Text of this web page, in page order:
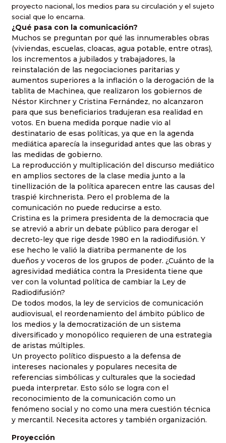
proyecto nacional, los medios para su circulación y el sujeto
social que lo encarna.
¿Qué pasa con la comunicación?
Muchos se preguntan por qué las innumerables obras
(viviendas, escuelas, cloacas, agua potable, entre otras),
los incrementos a jubilados y trabajadores, la
reinstalación de las negociaciones paritarias y
aumentos superiores a la inflación o la derogación de la
tablita de Machinea, que realizaron los gobiernos de
Néstor Kirchner y Cristina Fernández, no alcanzaron
para que sus beneficiarios tradujeran esa realidad en
votos. En buena medida porque nadie vio al
destinatario de esas políticas, ya que en la agenda
mediática aparecía la inseguridad antes que las obras y
las medidas de gobierno.
La reproducción y multiplicación del discurso mediático
en amplios sectores de la clase media junto a la
tinellización de la política aparecen entre las causas del
traspié kirchnerista. Pero el problema de la
comunicación no puede reducirse a esto.
Cristina es la primera presidenta de la democracia que
se atrevió a abrir un debate público para derogar el
decreto-ley que rige desde 1980 en la radiodifusión. Y
ese hecho le valió la diatriba permanente de los
dueños y voceros de los grupos de poder. ¿Cuánto de la
agresividad mediática contra la Presidenta tiene que
ver con la voluntad política de cambiar la Ley de
Radiodifusión?
De todos modos, la ley de servicios de comunicación
audiovisual, el reordenamiento del ámbito público de
los medios y la democratización de un sistema
diversificado y monopólico requieren de una estrategia
de aristas múltiples.
Un proyecto político dispuesto a la defensa de
intereses nacionales y populares necesita de
referencias simbólicas y culturales que la sociedad
pueda interpretar. Esto sólo se logra con el
reconocimiento de la comunicación como un
fenómeno social y no como una mera cuestión técnica
y mercantil. Necesita actores y también organización.
Proyección